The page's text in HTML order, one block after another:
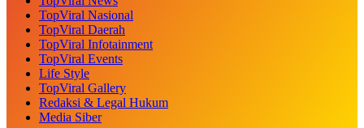
TopViral Nasional
TopViral Daerah
TopViral Infotainment
TopViral Events
Life Style
TopViral Gallery
Redaksi & Legal Hukum
Media Siber